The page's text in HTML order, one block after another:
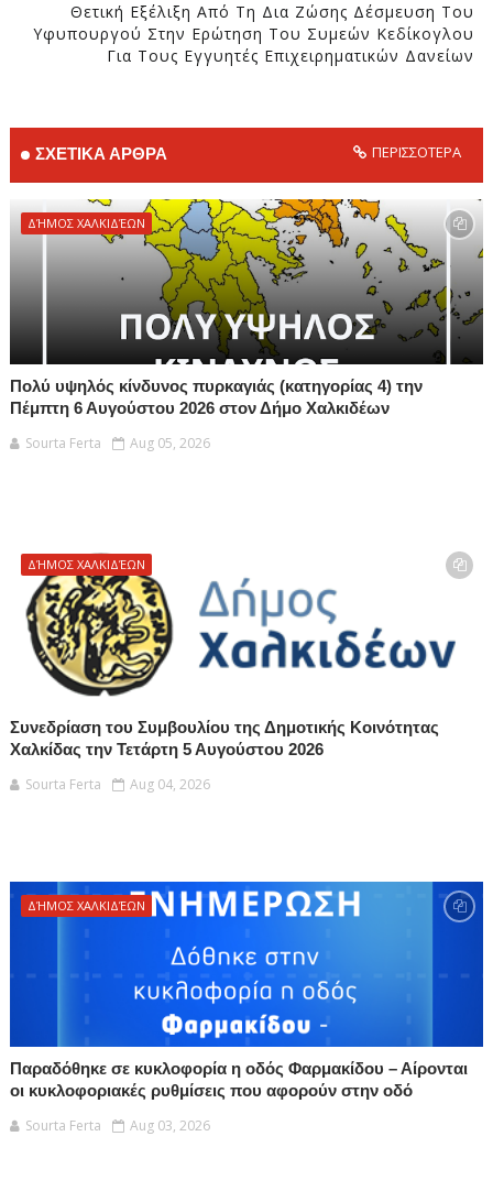
Θετική Εξέλιξη Από Τη Δια Ζώσης Δέσμευση Του
Υφυπουργού Στην Eρώτηση Του Συμεών Κεδίκογλου
Για Τους Εγγυητές Επιχειρηματικών Δανείων
ΣΧΕΤΙΚΑ ΑΡΘΡΑ ΠΕΡΙΣΣΟΤΕΡΑ
ΔΉΜΟΣ ΧΑΛΚΙΔΈΩΝ
Πολύ υψηλός κίνδυνος πυρκαγιάς (κατηγορίας 4) την
Πέμπτη 6 Αυγούστου 2026 στον Δήμο Χαλκιδέων
Sourta Ferta
Aug 05, 2026
ΔΉΜΟΣ ΧΑΛΚΙΔΈΩΝ
Συνεδρίαση του Συμβουλίου της Δημοτικής Κοινότητας
Χαλκίδας την Τετάρτη 5 Αυγούστου 2026
Sourta Ferta
Aug 04, 2026
ΔΉΜΟΣ ΧΑΛΚΙΔΈΩΝ
Παραδόθηκε σε κυκλοφορία η οδός Φαρμακίδου – Αίρονται
οι κυκλοφοριακές ρυθμίσεις που αφορούν στην οδό
Sourta Ferta
Aug 03, 2026